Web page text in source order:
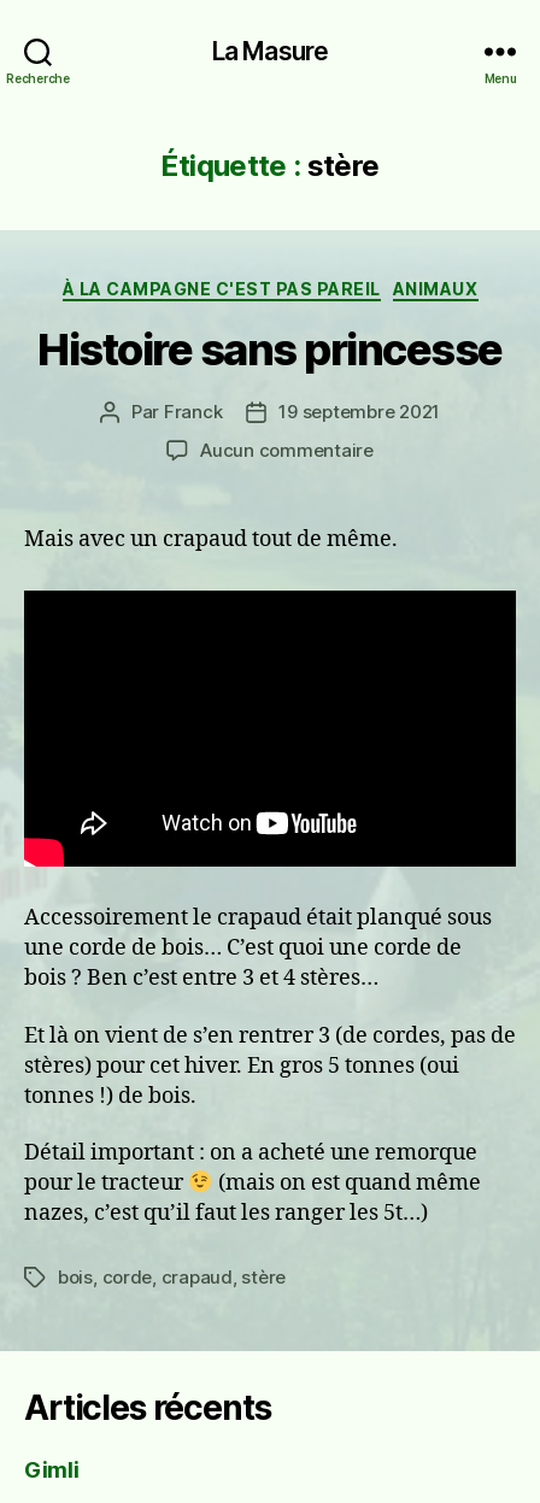
Recherche
La Masure
Menu
Étiquette : stère
Catégories
À LA CAMPAGNE C'EST PAS PAREIL ANIMAUX
Histoire sans princesse
Auteur
Par Franck
Date19 septembre 2021
Aucun commentairesur
Mais avec un crapaud tout de même.
Accessoirement le crapaud était planqué sous
une corde de bois… C’est quoi une corde de
bois ? Ben c’est entre 3 et 4 stères…
Et là on vient de s’en rentrer 3 (de cordes, pas de
stères) pour cet hiver. En gros 5 tonnes (oui
tonnes !) de bois.
Détail important : on a acheté une remorque
pour le tracteur
(mais on est quand même
nazes, c’est qu’il faut les ranger les 5t…)
Étiquettes
bois, corde, crapaud, stère
Articles récents
Gimli